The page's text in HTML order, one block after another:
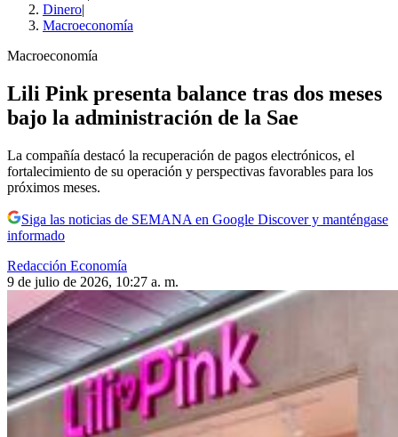
Dinero|
Macroeconomía
Macroeconomía
Lili Pink presenta balance tras dos meses
bajo la administración de la Sae
La compañía destacó la recuperación de pagos electrónicos, el
fortalecimiento de su operación y perspectivas favorables para los
próximos meses.
Siga las noticias de SEMANA en Google Discover y manténgase
informado
Redacción Economía
9 de julio de 2026, 10:27 a. m.